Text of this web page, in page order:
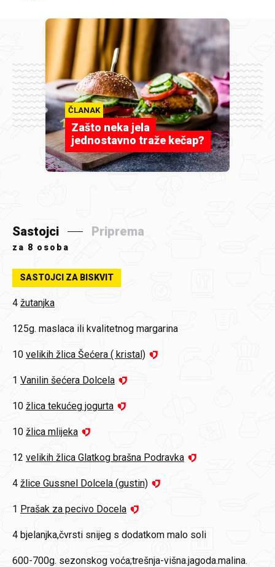
ČLANAK
Zašto neka jela
jednostavno traže kečap?
Sastojci Priprema
za 8 osoba
SASTOJCI ZA BISKVIT
4 žutanjka
125g. maslaca ili kvalitetnog margarina
10 velikih žlica Šećera ( kristal)
1 Vanilin šećera Dolcela
10 žlica tekućeg jogurta
10 žlica mlijeka
12 velikih žlica Glatkog brašna Podravka
4 žlice Gussnel Dolcela (gustin)
1 Prašak za pecivo Docela
4 bjelanjka,čvrsti snijeg s dodatkom malo soli
600-700g. sezonskog voća;trešnja-višna.jagoda.malina.